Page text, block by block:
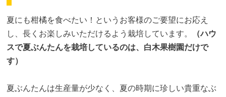
夏にも柑橘を食べたい！というお客様のご要望にお応え
し、長くお楽しみいただけるよう栽培しています。
（ハウ
スで夏ぶんたんを栽培しているのは、白木果樹園だけで
す）
夏ぶんたんは生産量が少なく、夏の時期に珍しい貴重なぶ